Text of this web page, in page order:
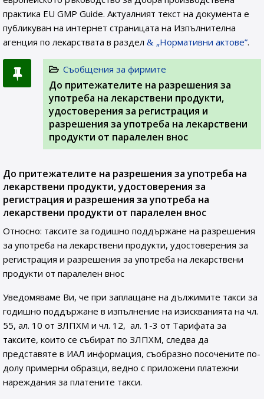
практика EU GMP Guide. Актуалният текст на документа е
публикуван на интернет страницата на Изпълнителна
агенция по лекарствата в раздел
„Нормативни актове”.
Съобщения за фирмите
До притежателите на разрешения за
употреба на лекарствени продукти,
удостоверения за регистрация и
разрешения за употреба на лекарствени
продукти от паралелен внос
До притежателите на разрешения за употреба на
лекарствени продукти, удостоверения за
регистрация и разрешения за употреба на
лекарствени продукти от паралелен внос
Относно: таксите за годишно поддържане на разрешения
за употреба на лекарствени продукти, удостоверения за
регистрация и разрешения за употреба на лекарствени
продукти от паралелен внос
Уведомяваме Ви, че при заплащане на дължимите такси за
годишно поддържане в изпълнение на изискванията на чл.
55, ал. 10 от ЗЛПХМ и чл. 12, ал. 1-3 от Тарифата за
таксите, които се събират по ЗЛПХМ, следва да
представяте в ИАЛ информация, съобразно посочените по-
долу примерни образци, ведно с приложени платежни
нареждания за платените такси.